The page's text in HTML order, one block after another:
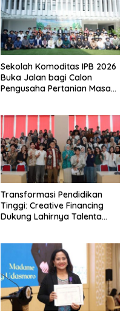
Sekolah Komoditas IPB 2026
Buka Jalan bagi Calon
Pengusaha Pertanian Masa
Transformasi Pendidikan
Tinggi: Creative Financing
Dukung Lahirnya Talenta